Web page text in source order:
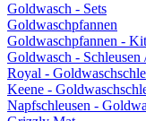
Goldwasch - Sets
Goldwaschpfannen
Goldwaschpfannen - Kit
Goldwasch -
Royal -
Keene -
Napfschleusen -